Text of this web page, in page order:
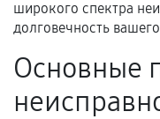
гарантии
Акт
услуг и сроком
широкого спектра
долговечность
Основные